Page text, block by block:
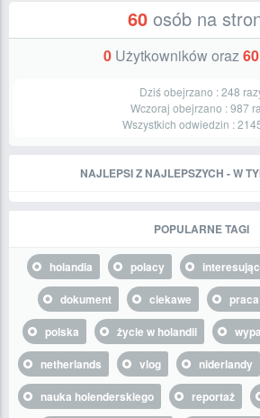
60osób na
0 Użytkowników oraz60
Dziś obejrzano :248
Wczoraj obejrzano :987
Wszystkich odwiedzin :
NAJLEPSI Z NAJLEPSZYCH - W
POPULARNE TAGI
holandia polacy
dokument
ciekawe praca
polska
życie w holandii
netherlands
vlog niderlandy
nauka holenderskiego
reportaż